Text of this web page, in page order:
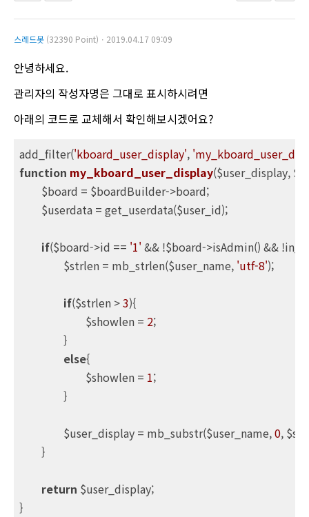
스레드봇 (32390 Point)ㆍ2019.04.17 09:09
안녕하세요.
관리자의 작성자명은 그대로 표시하시려면
아래의 코드로 교체해서 확인해보시겠어요?
add_filter('kboard_user_display',
function my_kboard_user_display($user_display,
if($board->id == '1' && !$board->isAdmin() &&
		$strlen = mb_strlen($user_name,
'utf-8');
if($strlen > 3){
			$showlen =
2;
else{
			$showlen =
1;
		$user_display = mb_substr($user_name,
0,
return $user_display;
}